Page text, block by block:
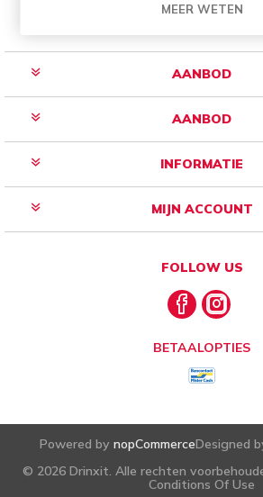
AANBOD
AANBOD
INFORMATIE
MIJN ACCOUNT
FOLLOW US
BETAALOPTIES
Powered by nopCommerceDesigned
© 2026 Drinxit. Alle rechten
Conditions Of Use
MEER WETEN